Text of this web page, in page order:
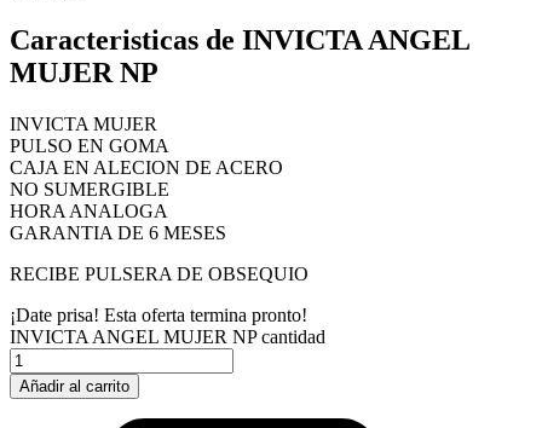
Caracteristicas de INVICTA ANGEL
MUJER NP
INVICTA MUJER
PULSO EN GOMA
CAJA EN ALECION DE ACERO
NO SUMERGIBLE
HORA ANALOGA
GARANTIA DE 6 MESES
RECIBE PULSERA DE OBSEQUIO
¡Date prisa! Esta oferta termina pronto!
INVICTA ANGEL MUJER NP cantidad
Añadir al carrito